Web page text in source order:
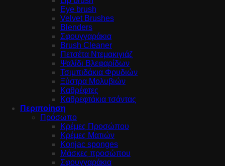
Eye brush
Velvet Brushes
Blenders
Σφουγγαράκια
Brush Cleaner
Πετσέτα Ντεμακιγιάζ
Ψαλίδι Βλεφαρίδων
Τσιμπιδάκια Φρυδιών
Ξύστρα Μολυβιών
Καθρέφτες
Καθρεφτάκια τσάντας
Περιποίηση
Πρόσωπο
Κρέμες Προσώπου
Κρέμες Ματιών
Konjac sponges
Μάσκες προσώπου
Σφουγγαράκια